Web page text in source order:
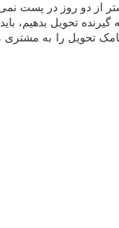
از دو روز در پست نمی
در باجه های ما بماند و حتی اگر
تحویل را به